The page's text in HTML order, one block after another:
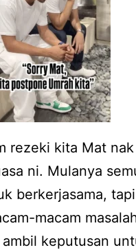
rezeki kita Mat
ni. Mulanya
berkerjasama,
macam
keputusan